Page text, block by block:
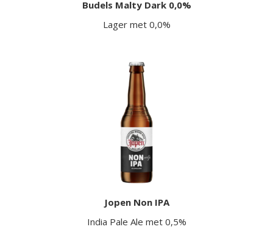
Budels Malty Dark 0,0%
Lager met 0,0%
Jopen Non IPA
India Pale Ale met 0,5%